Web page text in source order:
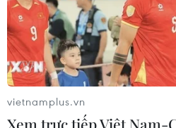
vietnamplus.vn
Xem trực tiếp Việt Nam-